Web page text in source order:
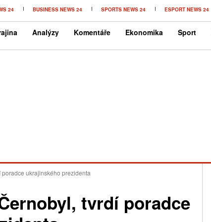
24 BUSINESS NEWS 24 SPORTS NEWS 24 ESPORT NEWS 24
Analýzy Komentáře Ekonomika Sport
ukrajinského prezidenta
tvrdí poradce